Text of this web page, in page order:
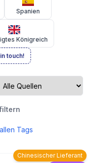
Spanien
Königreich
touch!
Tags
Chinesischer Lieferant